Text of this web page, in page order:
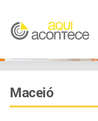
Maceió